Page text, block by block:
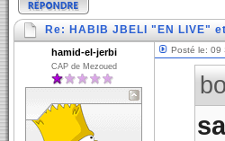
Re: HABIB JBELI "EN LIVE"
hamid-el-jerbi
CAP de Mezoued
Posté le: 09